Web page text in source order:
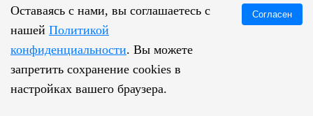
Ты скажешь:"У меня нет денег на фитнес-
клуб".
Начни заниматься дома! Моя книга и
бонусы к ней помогут тебе и в этом! А идеи,
Оставаясь с нами, вы соглашаетесь с
нашей Политикой
конфиденциальности. Вы можете
запретить сохранение cookies в
настройках вашего браузера.
Согласен